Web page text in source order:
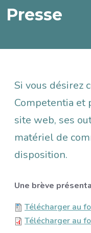
Presse
Si vous désirez
Competentia et
site web, ses
matériel de
disposition.
Une brève
FileTélécharger au
FileTélécharger au